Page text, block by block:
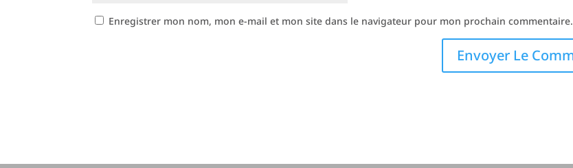
Enregistrer mon nom, mon e-mail et mon site dans le navigateur pour mon prochain commentaire.